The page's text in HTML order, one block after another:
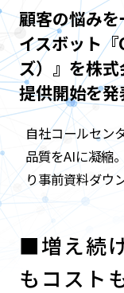
顧客の悩み
イスボット
ズ）』を株
提供開始を発
自社コールセン
品質をAIに凝縮
り事前資料ダウ
■増え続
もコスト